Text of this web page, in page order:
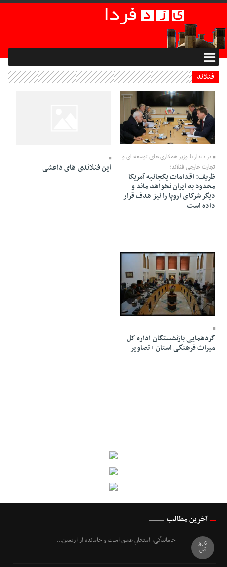
فنلاند
28 Mordad 1398 - 18:30
در دیدار با وزیر همکاری های توسعه ای و
تجارت خارجی فنلاند؛
ظریف: اقدامات یکجانبه آمریکا
محدود به ایران نخواهد ماند و
دیگر شرکای اروپا را نیز هدف قرار
داده است
این فنلاندی های داعشی
18 Azar 1394 - 15:27
گردهمایی بازنشستگان اداره کل
میراث فرهنگی استان +تصاویر
آخرین مطالب
جاماندگی، امتحانِ عشق است و جامانده از اربعین...
6 روز
قبل